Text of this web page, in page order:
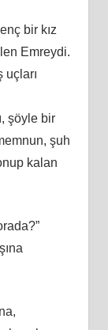
bir kız
Emreydi.
uçları
şöyle bir
şuh
kalan